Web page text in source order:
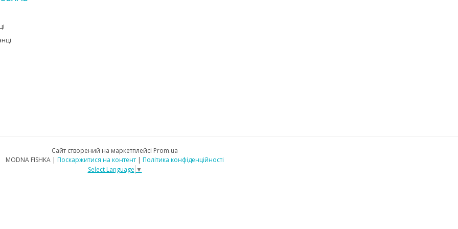
Сайт створений на маркетплейсі Prom.ua
MODNA FISHKA | Поскаржитися на контент | Політика конфіденційності
Select Language ▼